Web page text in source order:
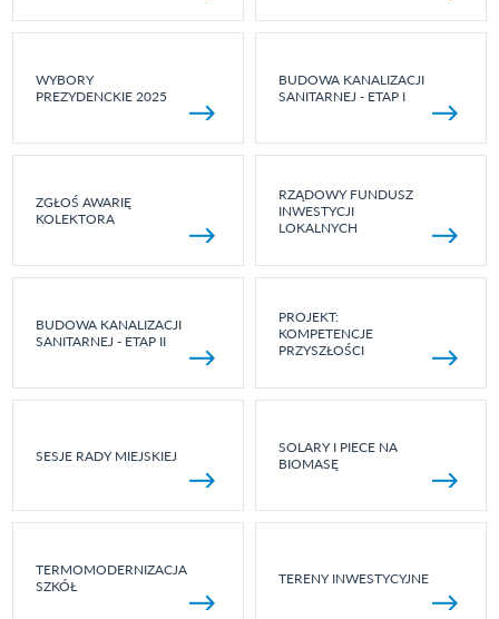
WYBORY
PREZYDENCKIE 2025
BUDOWA KANALIZACJI
SANITARNEJ - ETAP I
ZGŁOŚ AWARIĘ
KOLEKTORA
RZĄDOWY FUNDUSZ
INWESTYCJI
LOKALNYCH
BUDOWA KANALIZACJI
SANITARNEJ - ETAP II
PROJEKT:
KOMPETENCJE
PRZYSZŁOŚCI
SESJE RADY MIEJSKIEJ
SOLARY I PIECE NA
BIOMASĘ
TERMOMODERNIZACJA
SZKÓŁ
TERENY INWESTYCYJNE